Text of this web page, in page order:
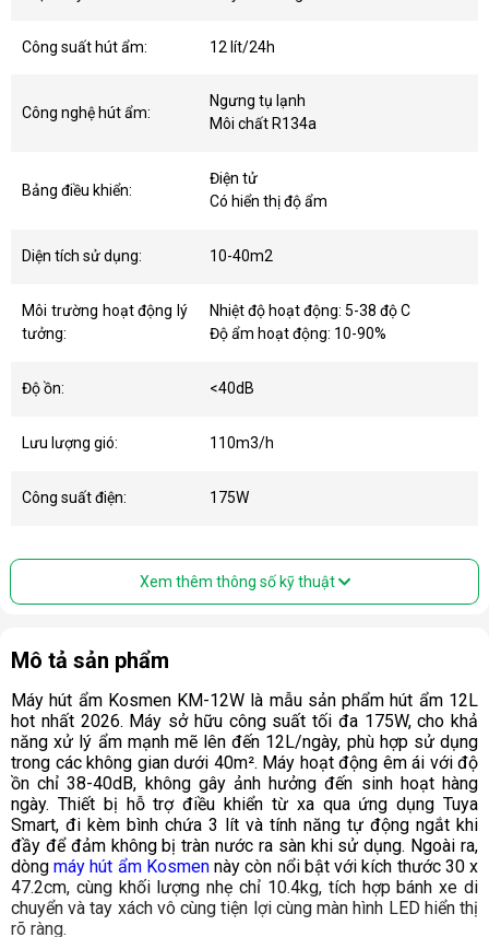
Công suất hút ẩm: 12 lít/24h
Công nghệ hút ẩm:
Ngưng tụ lạnh
Môi chất R134a
Bảng điều khiển:
Điện tử
Có hiển thị độ ẩm
Diện tích sử dụng: 10-40m2
Môi trường hoạt động lý
tưởng:
Nhiệt độ hoạt động: 5-38 độ C
Độ ẩm hoạt động: 10-90%
Độ ồn: <40dB
Lưu lượng gió: 110m3/h
Công suất điện: 175W
Xem thêm thông số kỹ thuật
Mô tả sản phẩm
Máy hút ẩm Kosmen KM-12W là mẫu sản phẩm hút ẩm 12L
hot nhất 2026. Máy sở hữu công suất tối đa 175W, cho khả
năng xử lý ẩm mạnh mẽ lên đến 12L/ngày, phù hợp sử dụng
trong các không gian dưới 40m². Máy hoạt động êm ái với độ
ồn chỉ 38-40dB, không gây ảnh hưởng đến sinh hoạt hàng
ngày. Thiết bị hỗ trợ điều khiển từ xa qua ứng dụng Tuya
Smart, đi kèm bình chứa 3 lít và tính năng tự động ngắt khi
đầy để đảm không bị tràn nước ra sàn khi sử dụng. Ngoài ra,
dòngmáy hút ẩm Kosmennày còn nổi bật với kích thước 30 x
47.2cm, cùng khối lượng nhẹ chỉ 10.4kg, tích hợp bánh xe di
chuyển và tay xách vô cùng tiện lợi cùng màn hình LED hiển thị
rõ ràng.